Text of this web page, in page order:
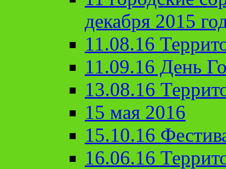
декабря 2015
11.08.16
11.09.16 День
13.08.16
15 мая 2016
15.10.16
16.06.16